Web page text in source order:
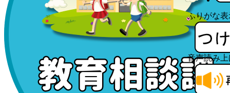
ふりがな表
音声読み上